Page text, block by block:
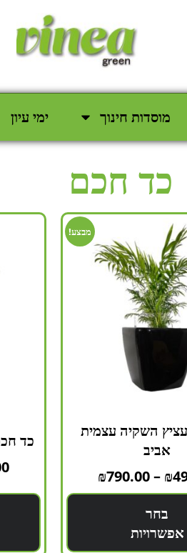
מוסדות חינוך ימי עיון
כד חכם
מבצע!
השקיה עצמית
אביב
₪
–
₪790.00
בחר
אפשרויות
כד